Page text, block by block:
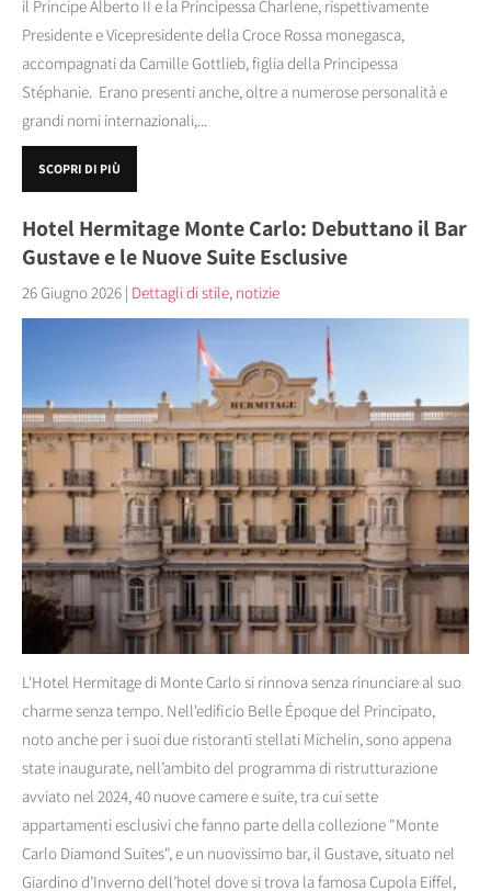
il Principe Alberto II e la Principessa Charlene, rispettivamente
Presidente e Vicepresidente della Croce Rossa monegasca,
accompagnati da Camille Gottlieb, figlia della Principessa
Stéphanie. Erano presenti anche, oltre a numerose personalità e
grandi nomi internazionali,...
SCOPRI DI PIÙ
Hotel Hermitage Monte Carlo: Debuttano il Bar
Gustave e le Nuove Suite Esclusive
26 Giugno 2026 | Dettagli di stile, notizie
L'Hotel Hermitage di Monte Carlo si rinnova senza rinunciare al suo
charme senza tempo. Nell'edificio Belle Époque del Principato,
noto anche per i suoi due ristoranti stellati Michelin, sono appena
state inaugurate, nell’ambito del programma di ristrutturazione
avviato nel 2024, 40 nuove camere e suite, tra cui sette
appartamenti esclusivi che fanno parte della collezione "Monte
Carlo Diamond Suites", e un nuovissimo bar, il Gustave, situato nel
Giardino d’Inverno dell’hotel dove si trova la famosa Cupola Eiffel,